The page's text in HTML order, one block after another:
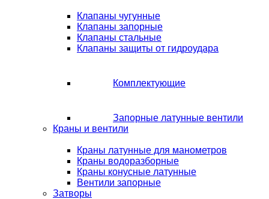
Клапаны чугунные
Клапаны запорные
Клапаны стальные
Клапаны защиты от гидроудара
Комплектующие
Запорные латунные вентили
Краны и вентили
Краны латунные для манометров
Краны водоразборные
Краны конусные латунные
Вентили запорные
Затворы